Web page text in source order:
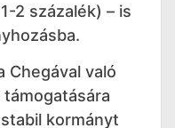
2 százalék) – is
Chegával való
kormányt